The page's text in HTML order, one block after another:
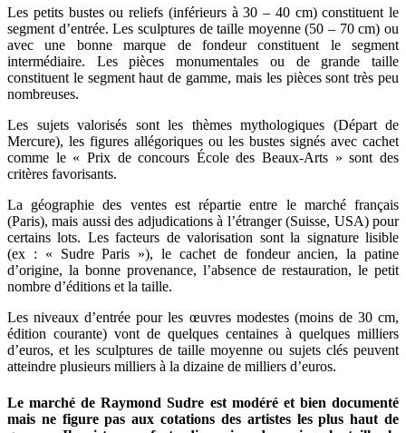
Les petits bustes ou reliefs (inférieurs à 30 – 40 cm) constituent le
segment d’entrée. Les sculptures de taille moyenne (50 – 70 cm) ou
avec une bonne marque de fondeur constituent le segment
intermédiaire. Les pièces monumentales ou de grande taille
constituent le segment haut de gamme, mais les pièces sont très peu
nombreuses.
Les sujets valorisés sont les thèmes mythologiques (Départ de
Mercure), les figures allégoriques ou les bustes signés avec cachet
comme le « Prix de concours École des Beaux-Arts » sont des
critères favorisants.
La géographie des ventes est répartie entre le marché français
(Paris), mais aussi des adjudications à l’étranger (Suisse, USA) pour
certains lots. Les facteurs de valorisation sont la signature lisible
(ex : « Sudre Paris »), le cachet de fondeur ancien, la patine
d’origine, la bonne provenance, l’absence de restauration, le petit
nombre d’éditions et la taille.
Les niveaux d’entrée pour les œuvres modestes (moins de 30 cm,
édition courante) vont de quelques centaines à quelques milliers
d’euros, et les sculptures de taille moyenne ou sujets clés peuvent
atteindre plusieurs milliers à la dizaine de milliers d’euros.
Le marché de Raymond Sudre est modéré et bien documenté
mais ne figure pas aux cotations des artistes les plus haut de